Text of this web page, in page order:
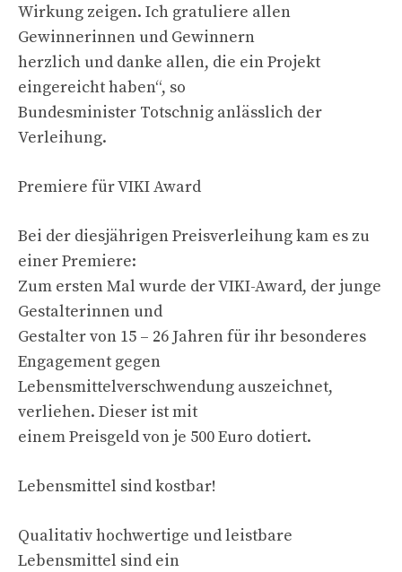
Wirkung zeigen. Ich gratuliere allen
Gewinnerinnen und Gewinnern
herzlich und danke allen, die ein Projekt
eingereicht haben“, so
Bundesminister Totschnig anlässlich der
Verleihung.
Premiere für VIKI Award
Bei der diesjährigen Preisverleihung kam es zu
einer Premiere:
Zum ersten Mal wurde der VIKI-Award, der junge
Gestalterinnen und
Gestalter von 15 – 26 Jahren für ihr besonderes
Engagement gegen
Lebensmittelverschwendung auszeichnet,
verliehen. Dieser ist mit
einem Preisgeld von je 500 Euro dotiert.
Lebensmittel sind kostbar!
Qualitativ hochwertige und leistbare
Lebensmittel sind ein